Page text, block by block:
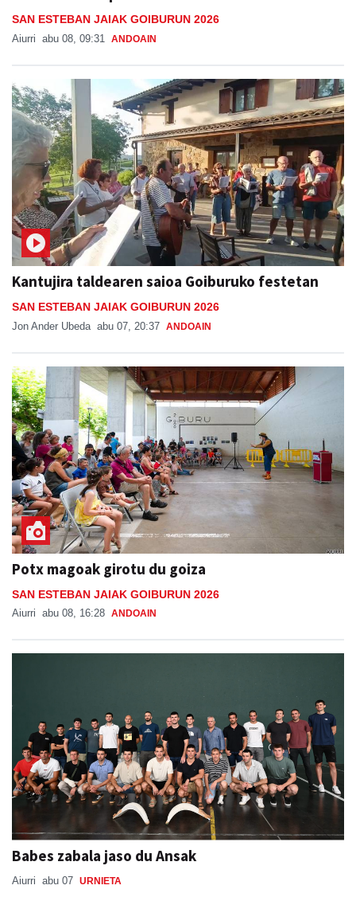
SAN ESTEBAN JAIAK GOIBURUN 2026
Aiurri abu 08, 09:31 ANDOAIN
Kantujira taldearen saioa Goiburuko festetan
SAN ESTEBAN JAIAK GOIBURUN 2026
Jon Ander Ubeda abu 07, 20:37 ANDOAIN
Potx magoak girotu du goiza
SAN ESTEBAN JAIAK GOIBURUN 2026
Aiurri abu 08, 16:28 ANDOAIN
Babes zabala jaso du Ansak
Aiurri abu 07 URNIETA